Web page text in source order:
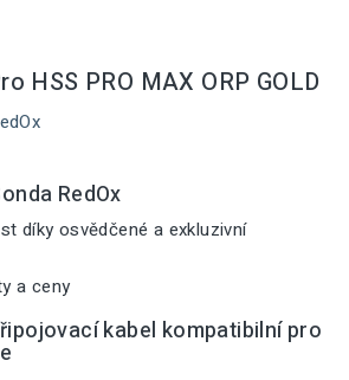
HSS PRO MAX ORP GOLD
RedOx
díky osvědčené a exkluzivní
a ceny
kabel kompatibilní pro